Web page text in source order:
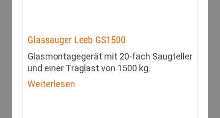
Glassauger Leeb GS1500
Glasmontagegerät mit 20-fach Saugteller
und einer Traglast von 1500 kg.
Weiterlesen